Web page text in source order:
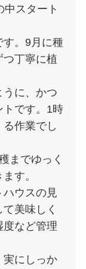
中スタート
。9月に種
つ丁寧に植
うに、かつ
トです。1時
作業でし
までゆっく
す。
ハウスの見
美味しく
度など管理
実にしっか